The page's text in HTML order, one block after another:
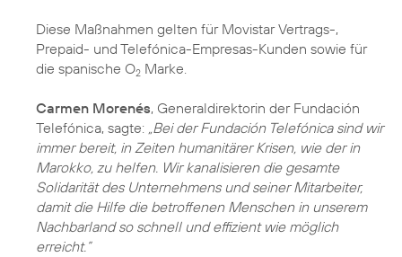
Diese Maßnahmen gelten für Movistar Vertrags-,
Prepaid- und Telefónica-Empresas-Kunden sowie für
die spanische O2 Marke.
Carmen Morenés, Generaldirektorin der Fundación
Telefónica, sagte: „Bei der Fundación Telefónica sind wir
immer bereit, in Zeiten humanitärer Krisen, wie der in
Marokko, zu helfen. Wir kanalisieren die gesamte
Solidarität des Unternehmens und seiner Mitarbeiter,
damit die Hilfe die betroffenen Menschen in unserem
Nachbarland so schnell und effizient wie möglich
erreicht.”